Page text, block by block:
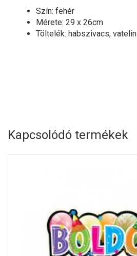
Szín: fehér
Mérete: 29 x 26cm
Töltelék: habszivacs, vatelin
Kapcsolódó termékek